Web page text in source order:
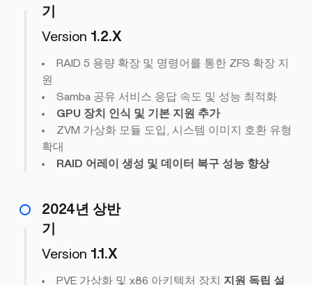
기
Version 1.2.X
RAID 5 용량 확장 및 명령어를 통한 ZFS 확장 지
원
Samba 공유 서비스 응답 속도 및 성능 최적화
GPU 장치 인식 및 기본 지원 추가
ZVM 가상화 모듈 도입, 시스템 이미지 호환 유형
확대
RAID 어레이 생성 및 데이터 복구 성능 향상
2024년 상반
기
Version 1.1.X
PVE 가상화 및 x86 아키텍처 장치 지원 독립 설